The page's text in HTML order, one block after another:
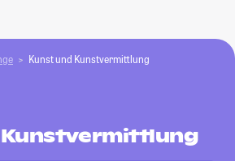
Kunst und Kunstvermittlung
Kunstvermittlung